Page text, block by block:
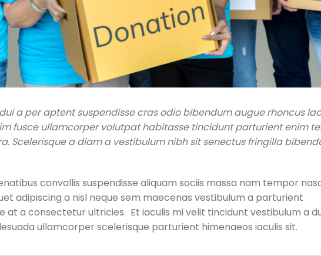
a per aptent suspendisse cras odio bibendum augue rhoncus
fusce ullamcorper volutpat habitasse tincidunt parturient enim
Scelerisque a diam a vestibulum nibh sit senectus fringilla
convallis suspendisse aliquam sociis massa nam tempor
adipiscing a nisl neque sem maecenas vestibulum a parturient
at a consectetur ultricies. Et iaculis mi velit tincidunt vestibulum a
ullamcorper scelerisque parturient himenaeos iaculis sit.